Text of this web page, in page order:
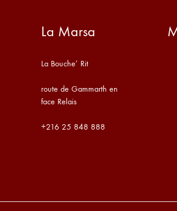
La Marsa
La Bouche’ Rit
route de Gammarth en
face Relais
+216 25 848 888